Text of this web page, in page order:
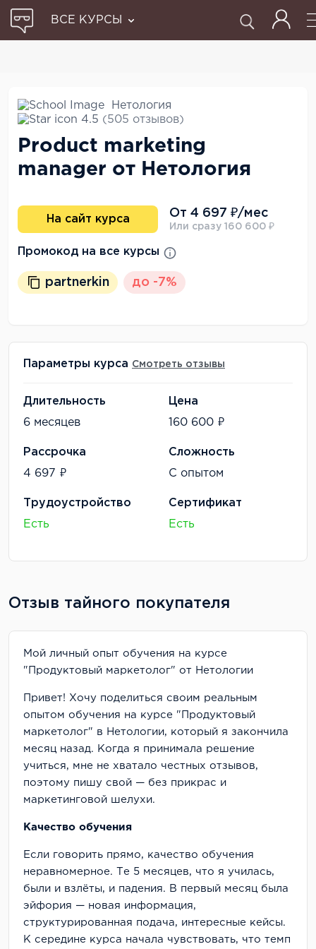
ВСЕ КУРСЫ
Нетология
4.5 (505 отзывов)
Product marketing
manager от Нетология
На сайт курса
От 4 697 ₽/мес
Или сразу 160 600 ₽
Промокод на все курсы
partnerkin до -7%
Параметры курса Смотреть отзывы
Длительность
6 месяцев
Цена
160 600 ₽
Рассрочка
4 697 ₽
Сложность
С опытом
Трудоустройство
Есть
Сертификат
Есть
Отзыв тайного покупателя
Мой личный опыт обучения на курсе
"Продуктовый маркетолог" от Нетологии
Привет! Хочу поделиться своим реальным
опытом обучения на курсе "Продуктовый
маркетолог" в Нетологии, который я закончила
месяц назад. Когда я принимала решение
учиться, мне не хватало честных отзывов,
поэтому пишу свой — без прикрас и
маркетинговой шелухи.
Качество обучения
Если говорить прямо, качество обучения
неравномерное. Те 5 месяцев, что я училась,
были и взлёты, и падения. В первый месяц была
эйфория — новая информация,
структурированная подача, интересные кейсы.
К середине курса начала чувствовать, что темп